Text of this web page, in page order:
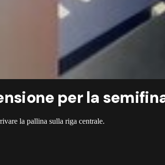
per la
la pallina sulla riga centrale.